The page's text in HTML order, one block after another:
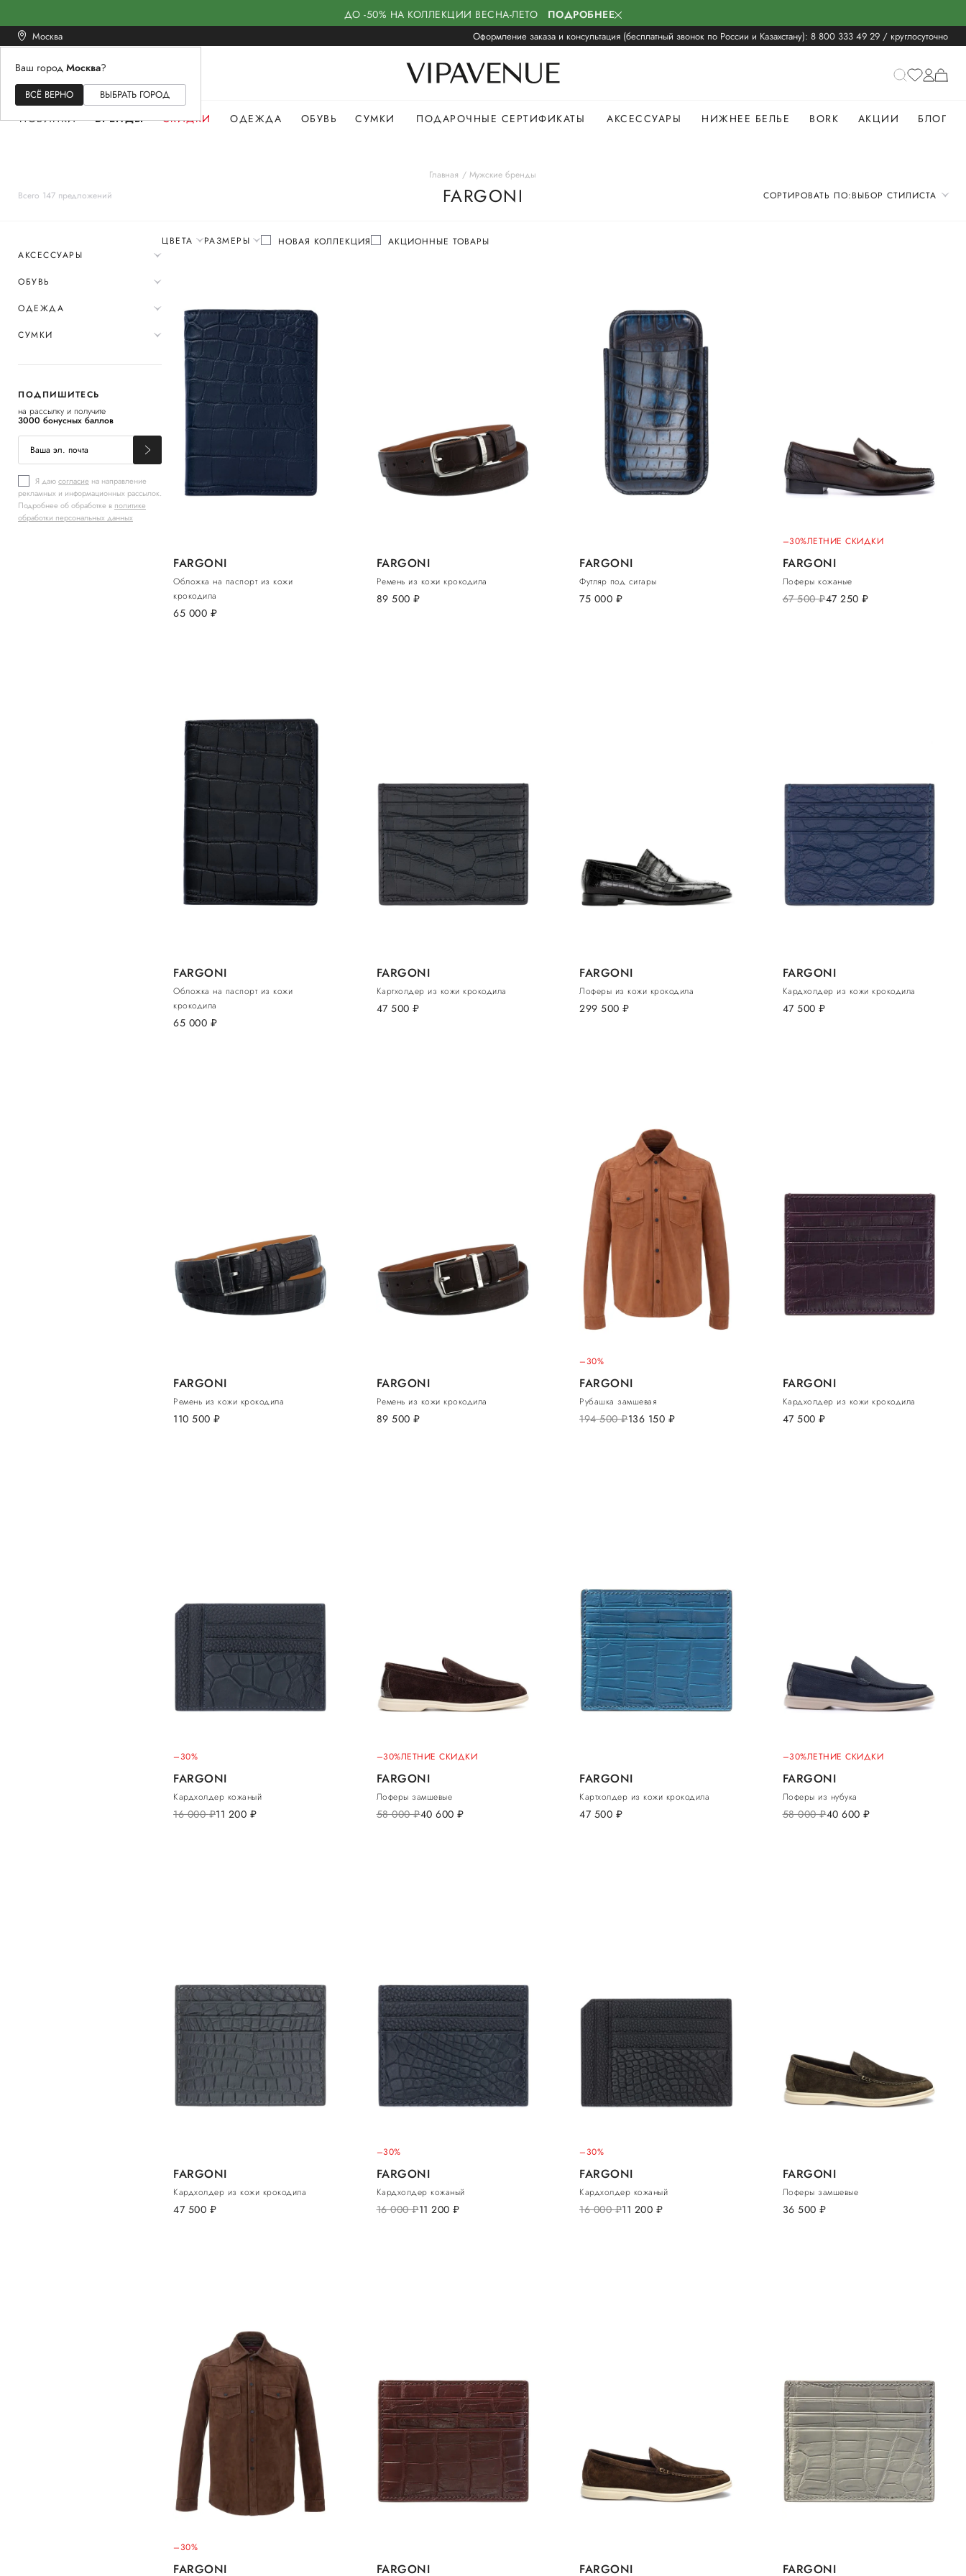
ДО -50% НА КОЛЛЕКЦИИ ВЕСНА-ЛЕТО ПОДРОБНЕЕ
Москва Оформление заказа и консультация (бесплатный звонок по России и Казахстану): 8 800 333 49 29 / круглосуточно
Ваш город Москва?
ВСЁ ВЕРНО ВЫБРАТЬ ГОРОД
ЖЕНСКОЕМУЖСКОЕ
НОВИНКИ БРЕНДЫ СКИДКИ ОДЕЖДА ОБУВЬ СУМКИ ПОДАРОЧНЫЕ СЕРТИФИКАТЫ АКСЕССУАРЫ НИЖНЕЕ БЕЛЬЕ BORK АКЦИИ БЛОГ
Всего 147 предложений
Главная Мужские бренды
FARGONI СОРТИРОВАТЬ ПО:ВЫБОР СТИЛИСТА
АКСЕССУАРЫ
ОБУВЬ
ОДЕЖДА
СУМКИ
ПОДПИШИТЕСЬ
на рассылку и получите
3000 бонусных баллов
Я даюсогласие на направление
рекламных и информационных рассылок.
Подробнее об обработке в политике
обработки персональных данных
ЦВЕТА РАЗМЕРЫ НОВАЯ КОЛЛЕКЦИЯ АКЦИОННЫЕ ТОВАРЫ
FARGONI
Обложка на паспорт из кожи
крокодила
65 000 руб.
FARGONI
Ремень из кожи крокодила
89 500 руб.
FARGONI
Футляр под сигары
75 000 руб.
–30%ЛЕТНИЕ СКИДКИ
FARGONI
Лоферы кожаные
67 500руб.47 250 руб.
FARGONI
Обложка на паспорт из кожи
крокодила
65 000 руб.
FARGONI
Картхолдер из кожи крокодила
47 500 руб.
FARGONI
Лоферы из кожи крокодила
299 500 руб.
FARGONI
Кардхолдер из кожи крокодила
47 500 руб.
FARGONI
Ремень из кожи крокодила
110 500 руб.
FARGONI
Ремень из кожи крокодила
89 500 руб.
–30%
FARGONI
Рубашка замшевая
194 500руб.136 150 руб.
FARGONI
Кардхолдер из кожи крокодила
47 500 руб.
–30%
FARGONI
Кардхолдер кожаный
16 000руб.11 200 руб.
–30%ЛЕТНИЕ СКИДКИ
FARGONI
Лоферы замшевые
58 000руб.40 600 руб.
FARGONI
Картхолдер из кожи крокодила
47 500 руб.
–30%ЛЕТНИЕ СКИДКИ
FARGONI
Лоферы из нубука
58 000руб.40 600 руб.
FARGONI
Кардхолдер из кожи крокодила
47 500 руб.
–30%
FARGONI
Кардхолдер кожаный
16 000руб.11 200 руб.
–30%
FARGONI
Кардхолдер кожаный
16 000руб.11 200 руб.
FARGONI
Лоферы замшевые
36 500 руб.
–30%
FARGONI FARGONI FARGONI FARGONI